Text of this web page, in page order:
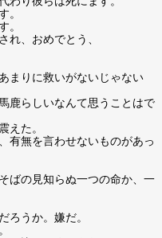
。
。
れ、おめでとう、
まりに救いがないじゃない
鹿らしいなんて思うことはで
えた。
有無を言わせないものがあっ
ばの見知らぬ一つの命か、一
ろうか。嫌だ。